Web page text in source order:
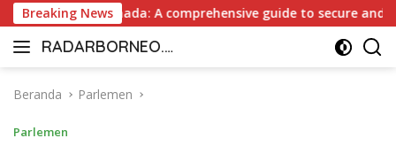
Langsung
ke
konten
Breaking News
Casino Canada: A comprehensive guide to secure and fast
RADARBORNEO.I
Radarnya
Beranda
Parlemen
Parlemen